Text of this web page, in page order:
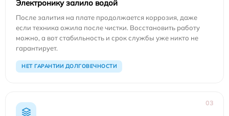
Электронику залило водой
После залития на плате продолжается коррозия, даже
если техника ожила после чистки. Восстановить работу
можно, а вот стабильность и срок службы уже никто не
гарантирует.
НЕТ ГАРАНТИИ ДОЛГОВЕЧНОСТИ
03